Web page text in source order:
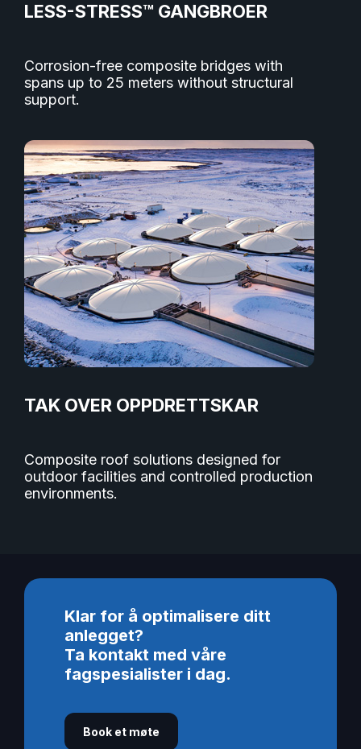
LESS-STRESS™ GANGBROER
Corrosion-free composite bridges with
spans up to 25 meters without structural
support.
TAK OVER OPPDRETTSKAR
Composite roof solutions designed for
outdoor facilities and controlled production
environments.
Klar for å optimalisere ditt
anlegget?
Ta kontakt med våre
fagspesialister i dag.
Book et møte